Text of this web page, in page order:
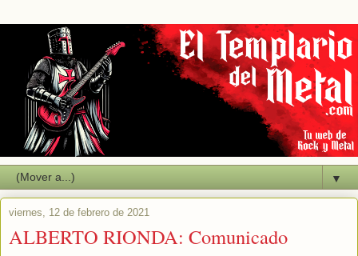
▼
viernes, 12 de febrero de 2021
ALBERTO RIONDA: Comunicado